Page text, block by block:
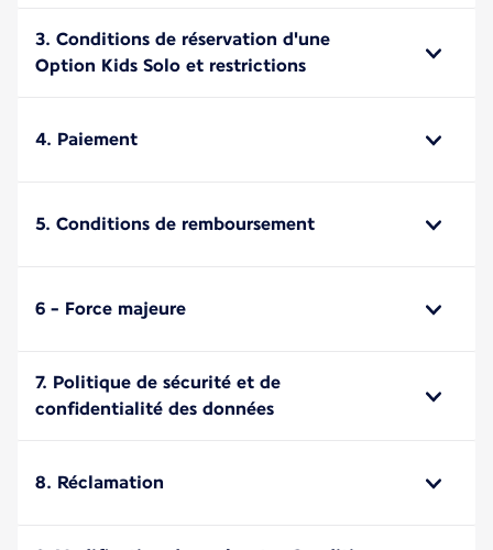
3. Conditions de réservation d'une
Option Kids Solo et restrictions
4. Paiement
5. Conditions de remboursement
6 - Force majeure
7. Politique de sécurité et de
confidentialité des données
8. Réclamation